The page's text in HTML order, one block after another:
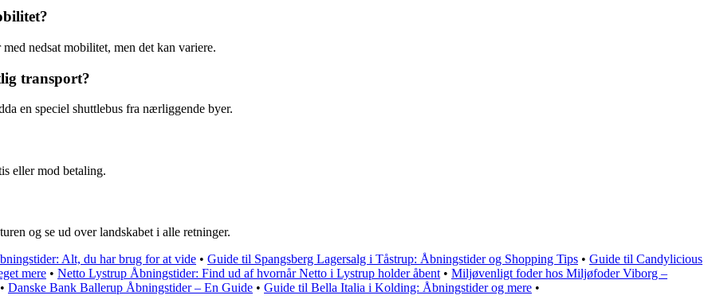
nedsat mobilitet, men det kan variere.
transport?
en speciel shuttlebus fra nærliggende byer.
eller mod betaling.
og se ud over landskabet i alle retninger.
Alt, du har brug for at vide • Guide til Spangsberg Lagersalg i Tåstrup: Åbningstider og Shopping Tips • Guide til Candylicious
mere • Netto Lystrup Åbningstider: Find ud af hvornår Netto i Lystrup holder åbent • Miljøvenligt foder hos Miljøfoder Viborg –
• Danske Bank Ballerup Åbningstider – En Guide • Guide til Bella Italia i Kolding: Åbningstider og mere •